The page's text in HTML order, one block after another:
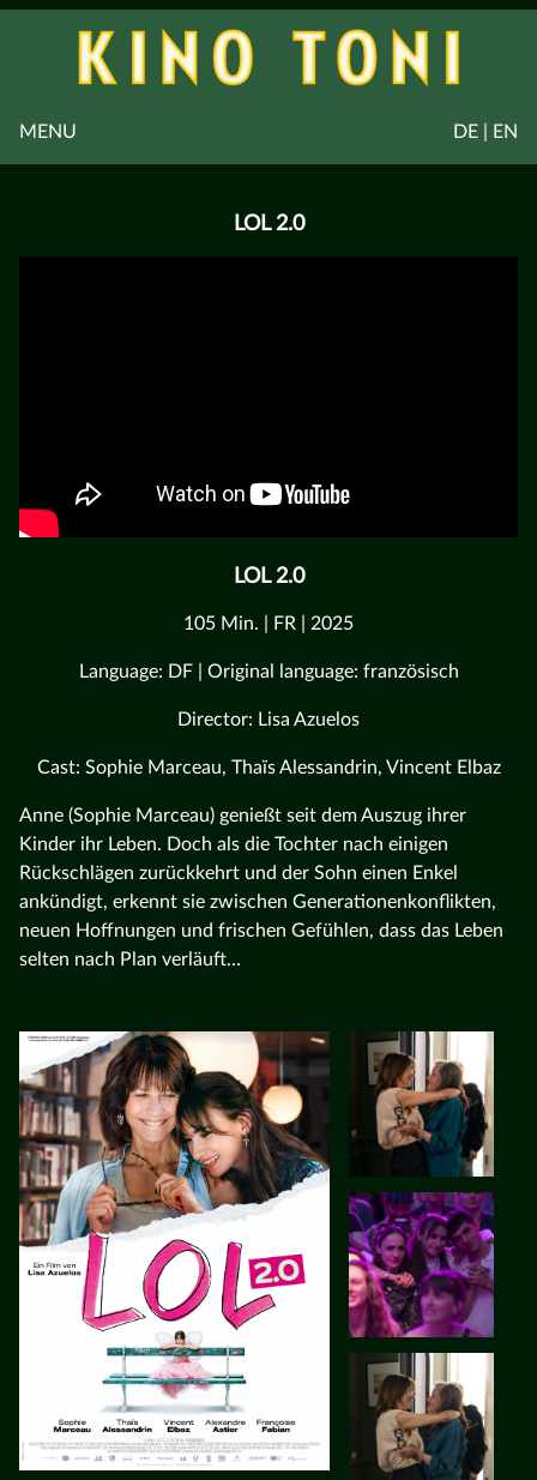
DE | EN
MENU
LOL 2.0
LOL 2.0
105 Min. | FR | 2025
Language: DF | Original language: französisch
Director: Lisa Azuelos
Cast: Sophie Marceau, Thaïs Alessandrin, Vincent Elbaz
Anne (Sophie Marceau) genießt seit dem Auszug ihrer
Kinder ihr Leben. Doch als die Tochter nach einigen
Rückschlägen zurückkehrt und der Sohn einen Enkel
ankündigt, erkennt sie zwischen Generationenkonflikten,
neuen Hoffnungen und frischen Gefühlen, dass das Leben
selten nach Plan verläuft…